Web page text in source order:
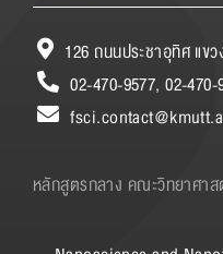
126 ถนนประชาอุทิศ แข
02-470-9577, 02-470-
หลักสูตรกลาง คณะวิทยาศา